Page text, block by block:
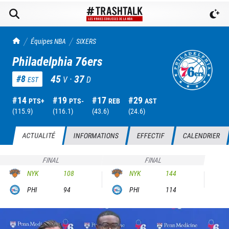
TrashTalk Actu NBA
Équipes NBA SIXERS
Philadelphia 76ers
#8 EST 45 V ·37D
#14 PTS+
(115.9)
#19 PTS-
(116.1)
#17 REB
(43.6)
#29 AST
(24.6)
ACTUALITÉ INFORMATIONS EFFECTIF CALENDRIER
FINAL
NYK
108
PHI
94
FINAL
NYK
144
PHI
114